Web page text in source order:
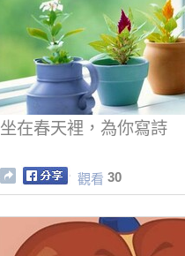
坐在春天裡，為你寫詩
觀看 30